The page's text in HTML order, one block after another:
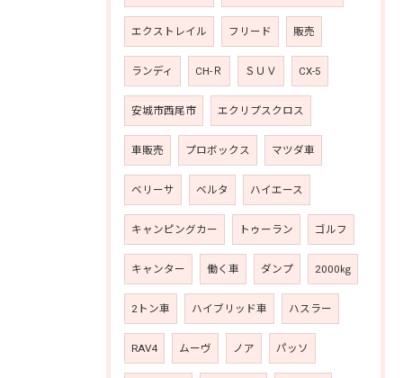
エクストレイル フリード 販売
ランディ CH-Ｒ ＳＵＶ CX-5
安城市西尾市 エクリプスクロス
車販売 プロボックス マツダ車
ベリーサ ベルタ ハイエース
キャンピングカー トゥーラン ゴルフ
キャンター 働く車 ダンプ 2000㎏
2トン車 ハイブリッド車 ハスラー
RAV4 ムーヴ ノア パッソ